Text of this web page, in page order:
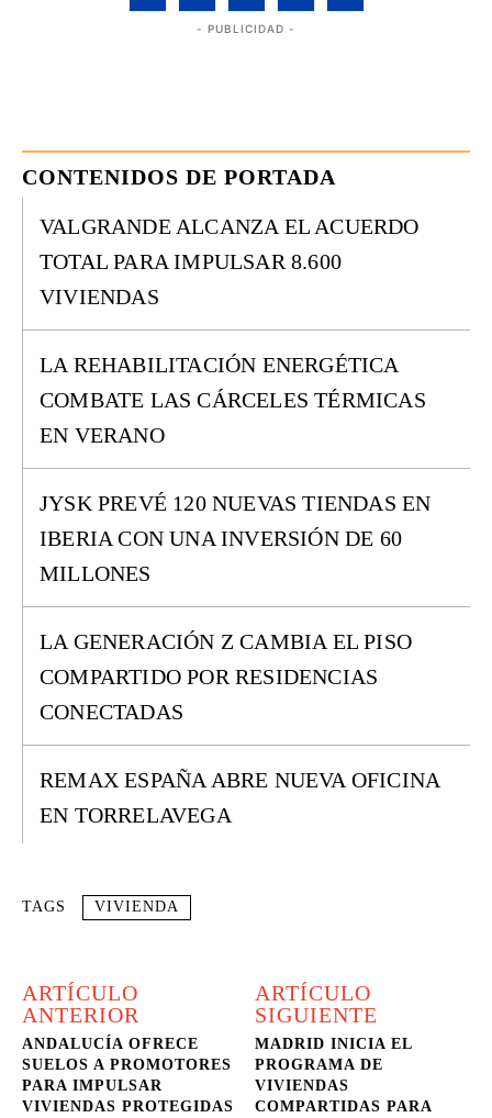
- PUBLICIDAD -
CONTENIDOS DE PORTADA
VALGRANDE ALCANZA EL ACUERDO
TOTAL PARA IMPULSAR 8.600
VIVIENDAS
LA REHABILITACIÓN ENERGÉTICA
COMBATE LAS CÁRCELES TÉRMICAS
EN VERANO
JYSK PREVÉ 120 NUEVAS TIENDAS EN
IBERIA CON UNA INVERSIÓN DE 60
MILLONES
LA GENERACIÓN Z CAMBIA EL PISO
COMPARTIDO POR RESIDENCIAS
CONECTADAS
REMAX ESPAÑA ABRE NUEVA OFICINA
EN TORRELAVEGA
TAGS VIVIENDA
ARTÍCULO
ANTERIOR
ANDALUCÍA OFRECE
SUELOS A PROMOTORES
PARA IMPULSAR
VIVIENDAS PROTEGIDAS
ARTÍCULO
SIGUIENTE
MADRID INICIA EL
PROGRAMA DE
VIVIENDAS
COMPARTIDAS PARA